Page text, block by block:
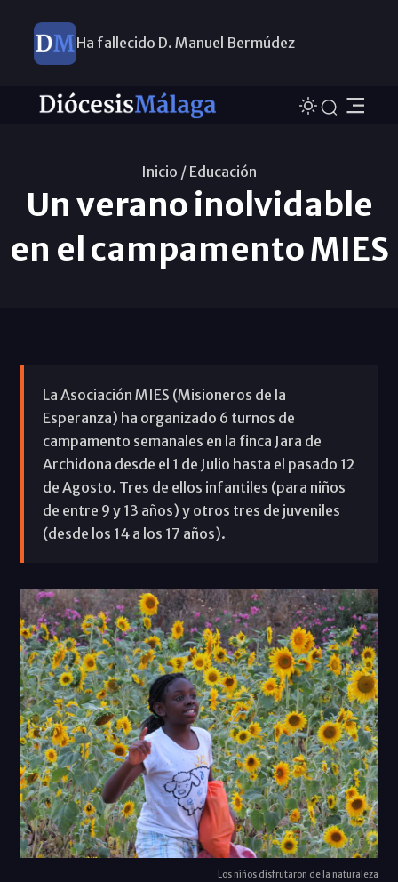
Ha fallecido D. Manuel Bermúdez
Inicio / Educación
Un verano inolvidable
en el campamento MIES
La Asociación MIES (Misioneros de la
Esperanza) ha organizado 6 turnos de
campamento semanales en la finca Jara de
Archidona desde el 1 de Julio hasta el pasado 12
de Agosto. Tres de ellos infantiles (para niños
de entre 9 y 13 años) y otros tres de juveniles
(desde los 14 a los 17 años).
Los niños disfrutaron de la naturaleza